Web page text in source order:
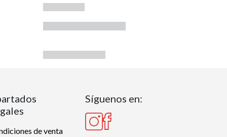
de venta
Síguenos en: